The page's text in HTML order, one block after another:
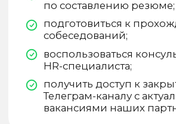
Программа в PDF